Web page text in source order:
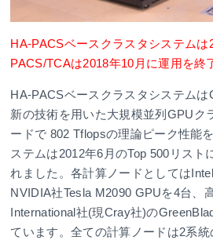
HA-PACSベースクラスタシステムは
PACS/TCAは2018年10月に運用を終
HA-PACSベースクラスタシステム
新の技術を用いた大規模並列GPUク
ードで 802 Tflopsの理論ピーク性能
ステムは2012年6月のTop 500リスト
れました。各計算ノードとしては
NVIDIA社Tesla M2090 GPUを4台、
International社(現Cray社)の
ています。全ての計算ノードは2系統